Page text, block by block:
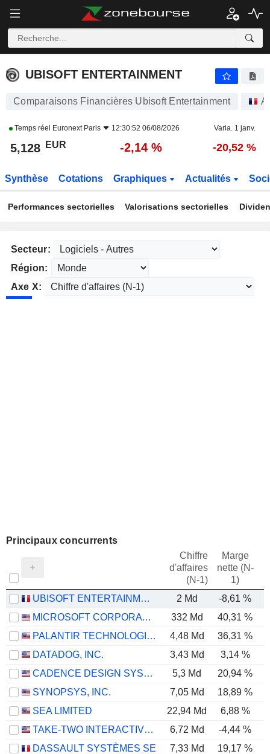
UBISOFT ENTERTAINMENT
UBISOFT ENTERTAINMENT
Comparaisons Financières Ubisoft Entertainment
Temps réel Euronext Paris 12:30:52 06/08/2026 Varia. 1 janv.
5,128 EUR -2,14 % -20,52 %
Synthèse Cotations Graphiques Actualités
Performances sectorielles Valorisations sectorielles
Secteur:
Région:
Axe X:
Principaux concurrents
Chiffre
d'affaires
(N-1)
Marge
nette (N-
1)
UBISOFT ENTERTAINMENT 2 Md -8,61 %
MICROSOFT CORPORATION
332 Md 40,31 %
PALANTIR TECHNOLOGIES INC.
4,48 Md 36,31 %
DATADOG, INC.
3,43 Md 3,14 %
CADENCE DESIGN SYSTEMS, INC.
5,3 Md 20,94 %
SYNOPSYS, INC.
7,05 Md 18,89 %
SEA LIMITED
22,94 Md 6,88 %
TAKE-TWO INTERACTIVE SOFTWARE, INC.
6,72 Md -4,44 %
DASSAULT SYSTÈMES SE
7,33 Md 19,17 %